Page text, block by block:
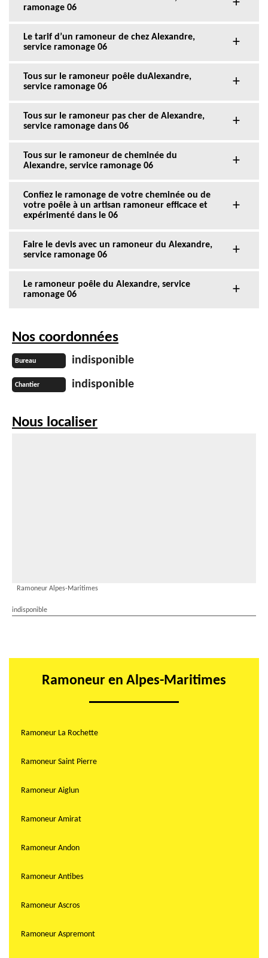
ramonage 06
Le tarif d’un ramoneur de chez Alexandre,
service ramonage 06
Tous sur le ramoneur poêle duAlexandre,
service ramonage 06
Tous sur le ramoneur pas cher de Alexandre,
service ramonage dans 06
Tous sur le ramoneur de cheminée du
Alexandre, service ramonage 06
Confiez le ramonage de votre cheminée ou de
votre poêle à un artisan ramoneur efficace et
expérimenté dans le 06
Faire le devis avec un ramoneur du Alexandre,
service ramonage 06
Le ramoneur poêle du Alexandre, service
ramonage 06
Nos coordonnées
Bureau indisponible
Chantier indisponible
Nous localiser
Ramoneur Alpes-Maritimes
indisponible
Ramoneur en Alpes-Maritimes
Ramoneur La Rochette
Ramoneur Saint Pierre
Ramoneur Aiglun
Ramoneur Amirat
Ramoneur Andon
Ramoneur Antibes
Ramoneur Ascros
Ramoneur Aspremont